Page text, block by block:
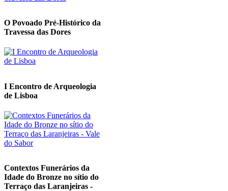
O Povoado Pré-Histórico da
Travessa das Dores
I Encontro de Arqueologia
de Lisboa
Contextos Funerários da
Idade do Bronze no sítio do
Terraço das Laranjeiras -